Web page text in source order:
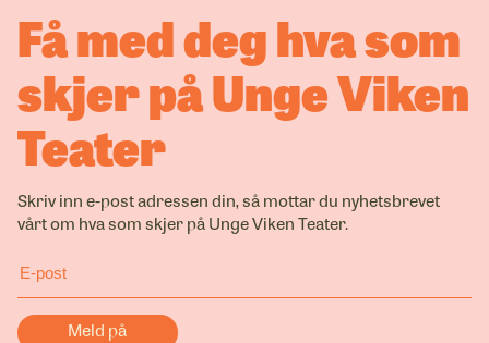
Få med deg hva som
skjer på Unge Viken
Teater
Skriv inn e-post adressen din, så mottar du nyhetsbrevet
vårt om hva som skjer på Unge Viken Teater.